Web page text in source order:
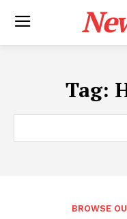
Tag:
BROWSE